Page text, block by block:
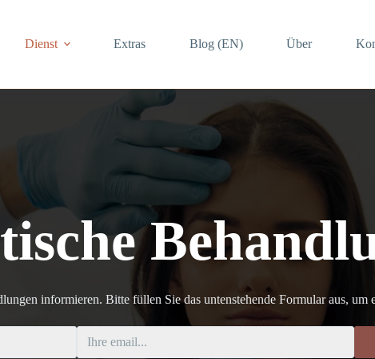
Dienst Extras Blog (EN) Über
informieren. Bitte füllen Sie das untenstehende Formular aus, um